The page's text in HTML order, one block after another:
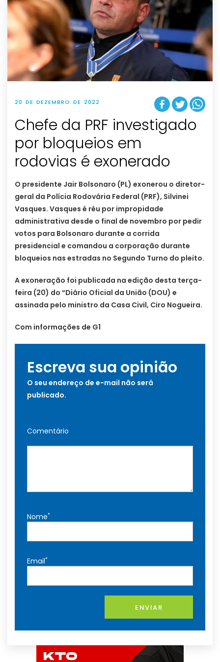
20 DE DEZEMBRO DE 2022
Chefe da PRF investigado
por bloqueios em
rodovias é exonerado
O presidente Jair Bolsonaro (PL) exonerou o diretor-
geral da Polícia Rodovária Federal (PRF), Silvinei
Vasques. Vasques é réu por impropidade
administrativa desde o final de novembro por pedir
votos para Bolsonaro durante a corrida
presidencial e comandou a corporação durante
bloqueios nas estradas no Segundo Turno do pleito.
A exoneração foi publicada na edição desta terça-
feira (20) do “Diário Oficial da União (DOU) e
assinada pelo ministro da Casa Civil, Ciro Nogueira.
Com informações de G1
Escreva sua opinião
O seu endereço de e-mail não será
publicado.
Comentário
Nome*
Email*
ENVIAR